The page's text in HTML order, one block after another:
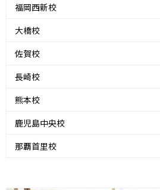
福岡西新校
大橋校
佐賀校
長崎校
熊本校
鹿児島中央校
那覇首里校